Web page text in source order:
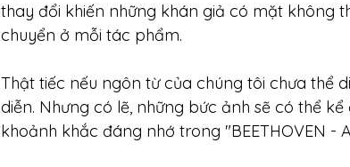
thay đổi khiến những khán giả có mặt không
chuyển ở mỗi tác phẩm.
Thật tiếc nếu ngôn từ của chúng tôi chưa thể
diễn. Nhưng có lẽ, những bức ảnh sẽ có thể
khoảnh khắc đáng nhớ trong "BEETHOVEN -